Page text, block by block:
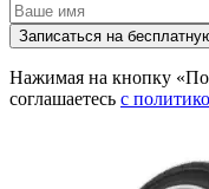
Записаться на
Нажимая на кнопку
соглашаетесь с